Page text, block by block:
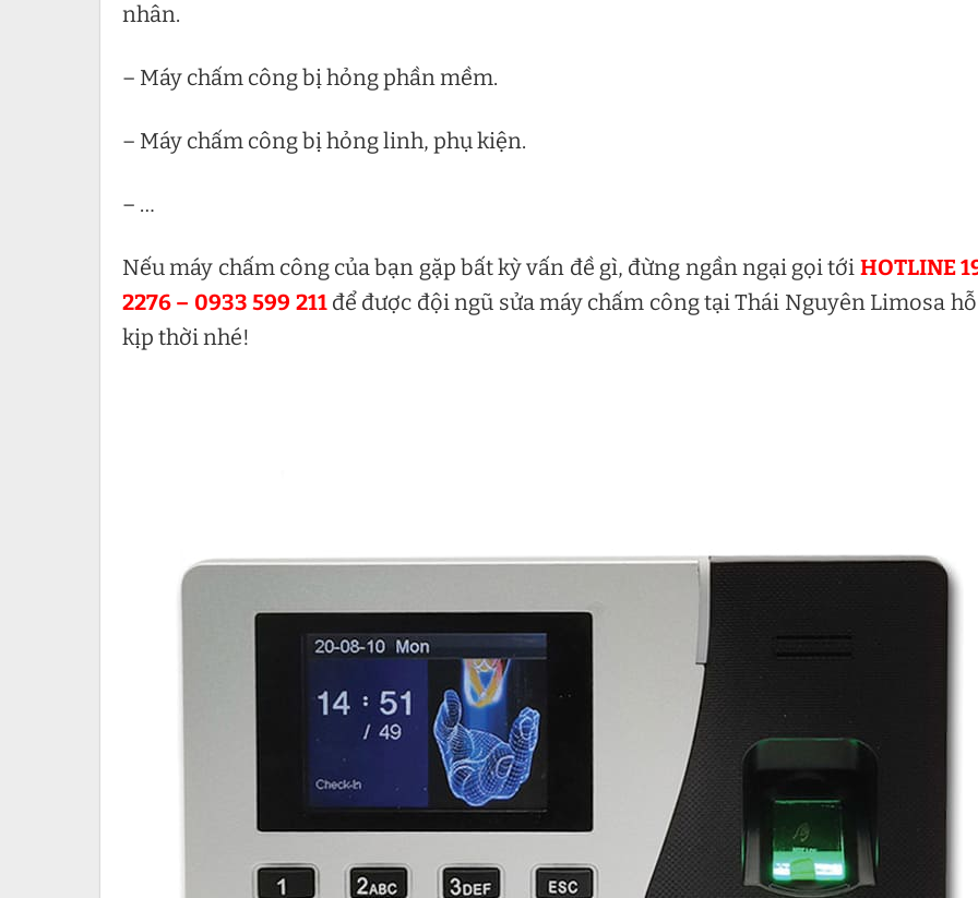
nhân.
– Máy chấm công bị hỏng phần mềm.
– Máy chấm công bị hỏng linh, phụ kiện.
– …
Nếu máy chấm công của bạn gặp bất kỳ vấn đề gì, đừng ngần ngại gọi tới HOTLINE
2276 – 0933 599 211để được đội ngũ sửa máy chấm công tại Thái Nguyên Limosa
kịp thời nhé!